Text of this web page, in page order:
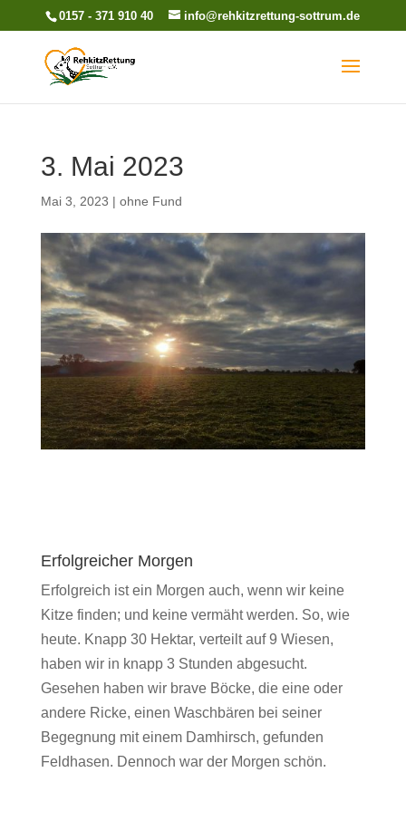
0157 - 371 910 40 info@rehkitzrettung-sottrum.de
3. Mai 2023
Mai 3, 2023 | ohne Fund
Erfolgreicher Morgen
Erfolgreich ist ein Morgen auch, wenn wir keine
Kitze finden; und keine vermäht werden. So, wie
heute. Knapp 30 Hektar, verteilt auf 9 Wiesen,
haben wir in knapp 3 Stunden abgesucht.
Gesehen haben wir brave Böcke, die eine oder
andere Ricke, einen Waschbären bei seiner
Begegnung mit einem Damhirsch, gefunden
Feldhasen. Dennoch war der Morgen schön.